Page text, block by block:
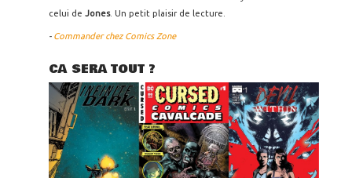
celui de Jones. Un petit plaisir de lecture.
- Commander chez Comics Zone
CA SERA TOUT ?